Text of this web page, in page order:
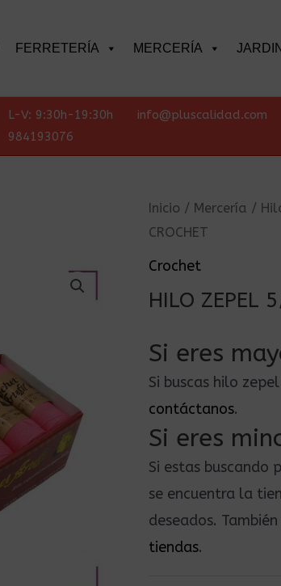
FERRETERÍA MERCERÍA
L-V: 9:30h-19:30h info@pluscalidad.com
984193076
Inicio / Mercería /
CROCHET
Crochet
HILO ZEPEL
Si eres
Si buscas hilo
contáctanos.
Si eres
Si estas buscando
se encuentra la
deseados.
tiendas.